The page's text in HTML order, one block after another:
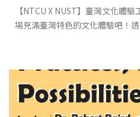
【NTCU X NUST】臺灣文化體
場充滿臺灣特色的文化體驗吧！